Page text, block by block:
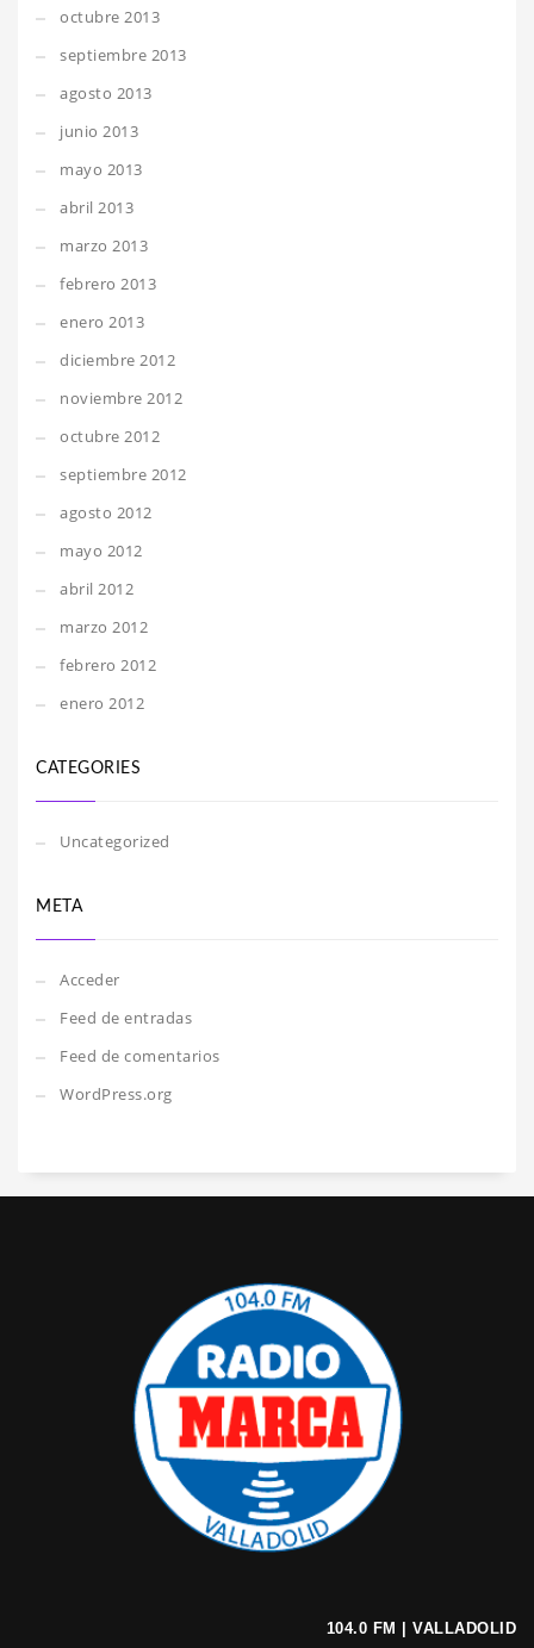
octubre 2013
septiembre 2013
agosto 2013
junio 2013
mayo 2013
abril 2013
marzo 2013
febrero 2013
enero 2013
diciembre 2012
noviembre 2012
octubre 2012
septiembre 2012
agosto 2012
mayo 2012
abril 2012
marzo 2012
febrero 2012
enero 2012
CATEGORIES
Uncategorized
META
Acceder
Feed de entradas
Feed de comentarios
WordPress.org
104.0 FM | VALLADOLID